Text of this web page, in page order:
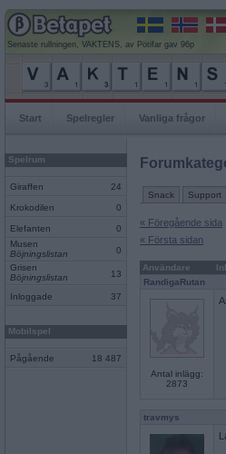
Senaste rullningen, VAKTENS, av Pötifar gav 96p
Start Spelregler Vanliga frågor
Spelrum
Giraffen 24
Krokodilen 0
Elefanten
0
Musen
Böjningslistan
0
Grisen
Böjningslistan
13
Inloggade 37
Mobilspel
Pågående 18 487
Snack Support
« Föregående sida
« Första sidan
Användare
RandigaRutan
Antal inlägg:
2873
travmys